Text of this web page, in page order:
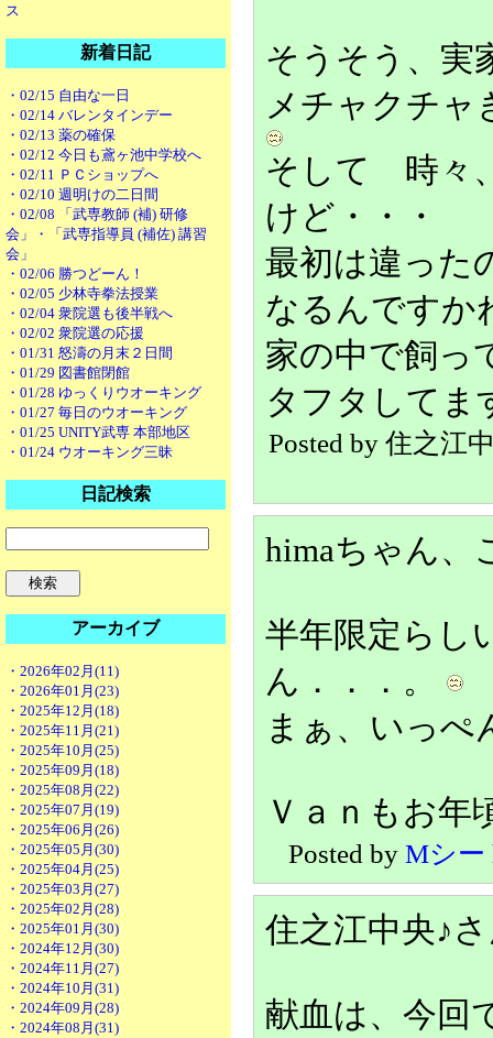
ス
新着日記
・02/15 自由な一日
・02/14 バレンタインデー
・02/13 薬の確保
・02/12 今日も鳶ヶ池中学校へ
・02/11 ＰＣショップへ
・02/10 週明けの二日間
・02/08 「武専教師 (補) 研修
会」・「武専指導員 (補佐) 講習
会」
・02/06 勝つどーん！
・02/05 少林寺拳法授業
・02/04 衆院選も後半戦へ
・02/02 衆院選の応援
・01/31 怒濤の月末２日間
・01/29 図書館閉館
・01/28 ゆっくりウオーキング
・01/27 毎日のウオーキング
・01/25 UNITY武専 本部地区
・01/24 ウオーキング三昧
日記検索
アーカイブ
・2026年02月(11)
・2026年01月(23)
・2025年12月(18)
・2025年11月(21)
・2025年10月(25)
・2025年09月(18)
・2025年08月(22)
・2025年07月(19)
・2025年06月(26)
・2025年05月(30)
・2025年04月(25)
・2025年03月(27)
・2025年02月(28)
・2025年01月(30)
・2024年12月(30)
・2024年11月(27)
・2024年10月(31)
・2024年09月(28)
・2024年08月(31)
そうそう、実
メチャクチ
そして 時々
けど・・・
最初は違っ
なるんですか
家の中で飼
タフタしてま
Posted by 住之江
himaちゃん
半年限定らし
ん．．．。
まぁ、いっ
Ｖａｎもお年
Posted by Mシー
住之江中央♪
献血は、今回